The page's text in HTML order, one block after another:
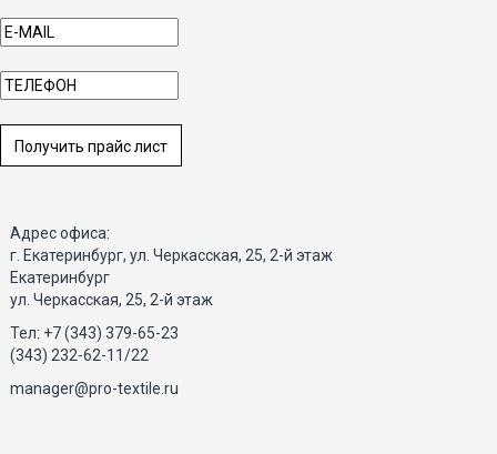
Получить прайс лист
Адрес офиса:
г. Екатеринбург, ул. Черкасская, 25, 2-й этаж
Екатеринбург
ул. Черкасская, 25, 2-й этаж
Тел: +7 (343) 379-65-23
(343) 232-62-11/22
manager@pro-textile.ru